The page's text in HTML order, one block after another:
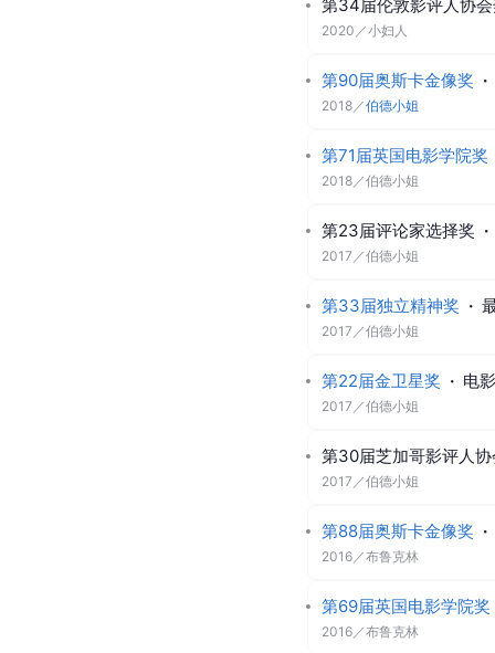
第34届伦敦影评人协
2020 ／小妇人
第90届奥斯卡金像奖 ·
2018／伯德小姐
第71届英国电影学院奖
2018／伯德小姐
第23届评论家选择奖 ·
2017 ／伯德小姐
第33届独立精神奖 ·
2017 ／伯德小姐
第22届金卫星奖 · 电
2017 ／伯德小姐
第30届芝加哥影评人
2017 ／伯德小姐
第88届奥斯卡金像奖 ·
2016／布鲁克林
第69届英国电影学院奖
2016／布鲁克林